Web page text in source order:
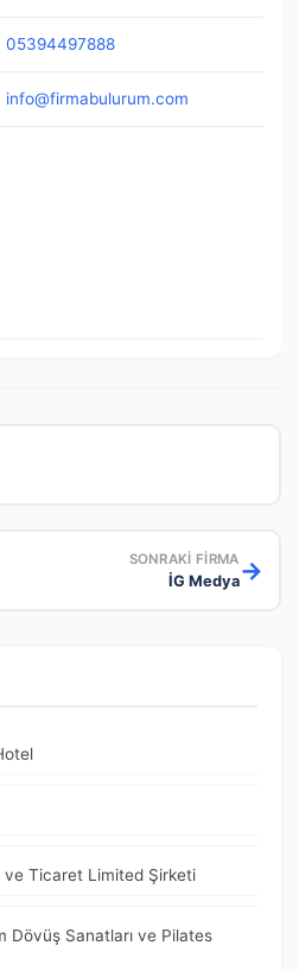
05394497888
info@firmabulurum.com
SONRAKI FIRMA
İG Medya→
Ticaret Limited Şirketi
Dövüş Sanatları ve Pilates